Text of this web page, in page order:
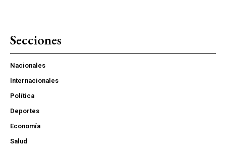
Secciones
Nacionales
Internacionales
Política
Deportes
Economía
Salud